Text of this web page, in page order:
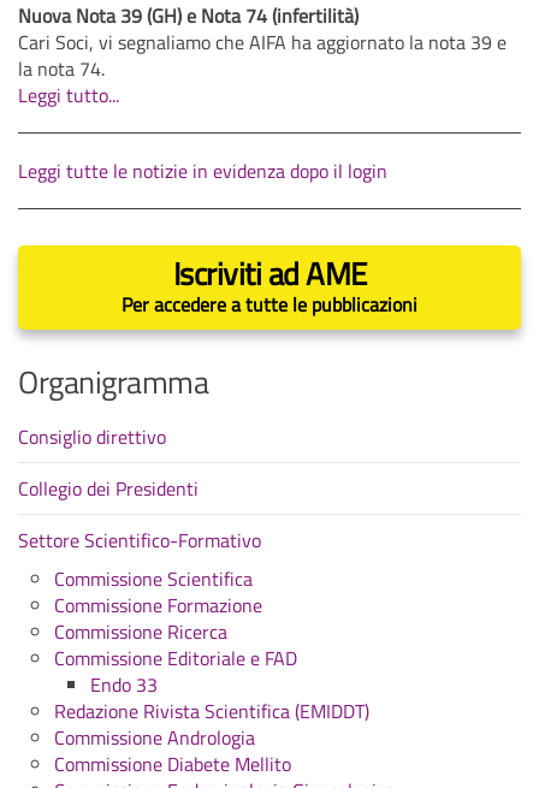
Nuova Nota 39 (GH) e Nota 74 (infertilità)
Cari Soci, vi segnaliamo che AIFA ha aggiornato la nota 39 e
la nota 74.
Leggi tutto...
Leggi tutte le notizie in evidenza dopo il login
Iscriviti ad AME
Per accedere a tutte le pubblicazioni
Organigramma
Consiglio direttivo
Collegio dei Presidenti
Settore Scientifico-Formativo
Commissione Scientifica
Commissione Formazione
Commissione Ricerca
Commissione Editoriale e FAD
Endo 33
Redazione Rivista Scientifica (EMIDDT)
Commissione Andrologia
Commissione Diabete Mellito